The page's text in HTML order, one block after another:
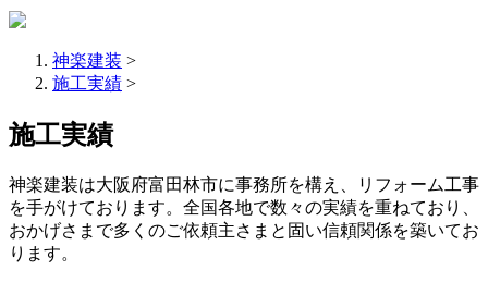
神楽建装 >
施工実績 >
施工実績
神楽建装は大阪府富田林市に事務所を構え、リフォーム工事
を手がけております。全国各地で数々の実績を重ねており、
おかげさまで多くのご依頼主さまと固い信頼関係を築いてお
ります。